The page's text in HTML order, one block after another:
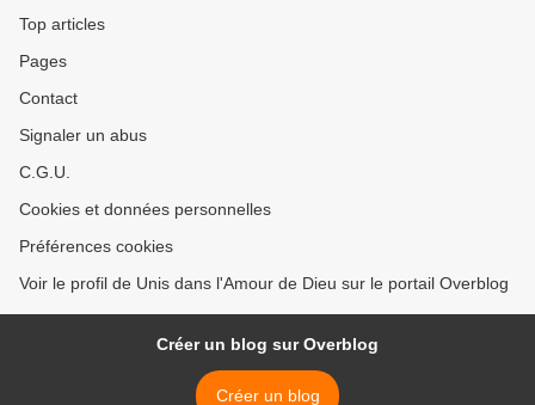
Top articles
Pages
Contact
Signaler un abus
C.G.U.
Cookies et données personnelles
Préférences cookies
Voir le profil de Unis dans l'Amour de Dieu sur le portail Overblog
Créer un blog sur Overblog
Créer un blog